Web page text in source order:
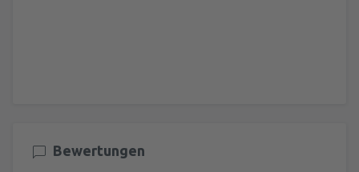
Bewertungen